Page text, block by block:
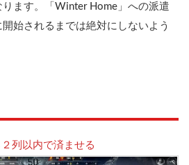
ます。「Winter Home」への派遣
始されるまでは絶対にしないよう
列以内で済ませる